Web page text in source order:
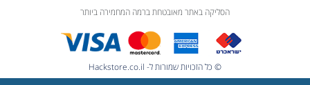
הסליקה באתר מאובטחת ברמה המחמירה ביותר
© כל הזכויות שמורות ל- Hackstore.co.il